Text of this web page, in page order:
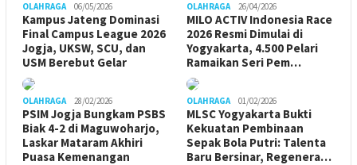
OLAHRAGA 06/05/2026
Kampus Jateng Dominasi
Final Campus League 2026
Jogja, UKSW, SCU, dan
USM Berebut Gelar
OLAHRAGA 26/04/2026
MILO ACTIV Indonesia Race
2026 Resmi Dimulai di
Yogyakarta, 4.500 Pelari
Ramaikan Seri Pem…
OLAHRAGA 28/02/2026
PSIM Jogja Bungkam PSBS
Biak 4-2 di Maguwoharjo,
Laskar Mataram Akhiri
Puasa Kemenangan
OLAHRAGA 01/02/2026
MLSC Yogyakarta Bukti
Kekuatan Pembinaan
Sepak Bola Putri: Talenta
Baru Bersinar, Regenera…